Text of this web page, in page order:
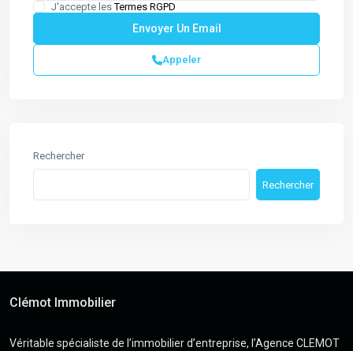
J'accepte lesTermes RGPD
Appeler
Rechercher
Rechercher
Clémot Immobilier
Véritable spécialiste de l’immobilier d’entreprise, l’Agence CLEMOT